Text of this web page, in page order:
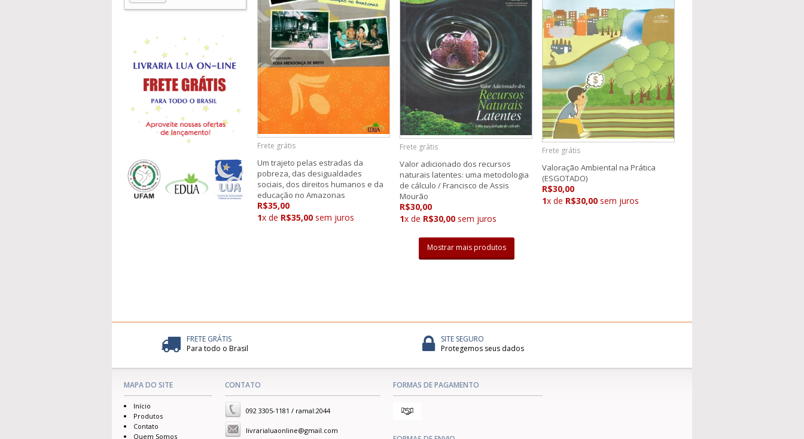
Frete grátis
Um trajeto pelas estradas da
pobreza, das desigualdades
sociais, dos direitos humanos e da
educação no Amazonas
R$35,00
1x de R$35,00 sem juros
Frete grátis
Valor adicionado dos recursos
naturais latentes: uma metodologia
de cálculo / Francisco de Assis
Mourão
R$30,00
1x de R$30,00 sem juros
Frete grátis
Valoração Ambiental na Prática
(ESGOTADO)
R$30,00
1x de R$30,00 sem juros
Mostrar mais produtos
FRETE GRÁTIS
Para todo o Brasil
SITE SEGURO
Protegemos seus dados
MAPA DO SITE
Início
Produtos
Contato
Quem Somos
CONTATO
092 3305-1181 / ramal:2044
livrarialuaonline@gmail.com
FORMAS DE PAGAMENTO